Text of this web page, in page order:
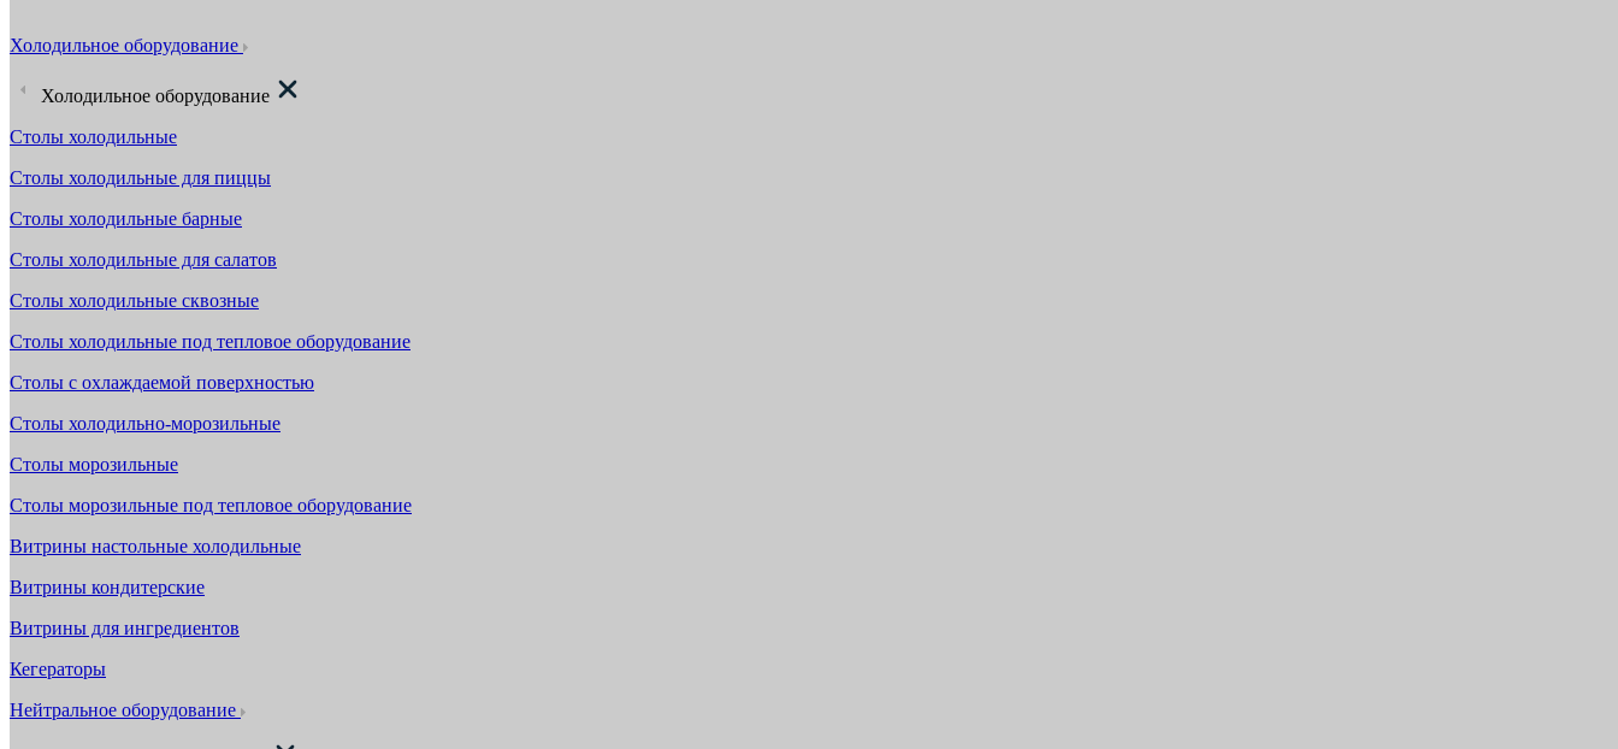
Холодильное оборудование
Холодильное оборудование
Столы холодильные
Столы холодильные для пиццы
Столы холодильные барные
Столы холодильные для салатов
Столы холодильные сквозные
Столы холодильные под тепловое оборудование
Столы с охлаждаемой поверхностью
Столы холодильно-морозильные
Столы морозильные
Столы морозильные под тепловое оборудование
Витрины настольные холодильные
Витрины кондитерские
Витрины для ингредиентов
Кегераторы
Нейтральное оборудование